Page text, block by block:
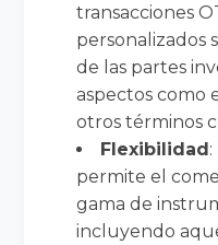
transacciones
personalizados
de las partes
aspectos como
otros términos
Flexibilidad
permite el
gama de
incluyendo